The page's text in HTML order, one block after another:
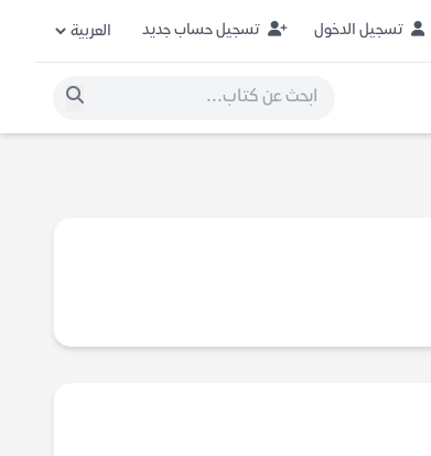
تسجيل الدخول تسجيل حساب جديد